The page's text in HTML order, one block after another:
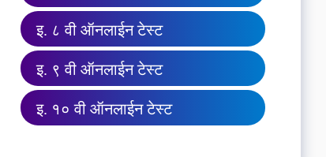
इ. ८ वी ऑनलाईन टेस्ट
इ. ९ वी ऑनलाईन टेस्ट
इ. १० वी ऑनलाईन टेस्ट